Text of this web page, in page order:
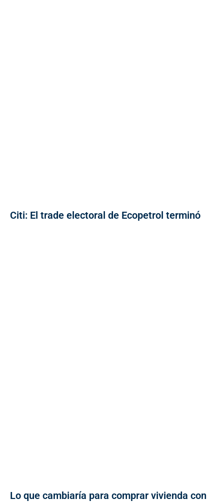
Citi: El trade electoral de Ecopetrol terminó
Lo que cambiaría para comprar vivienda con